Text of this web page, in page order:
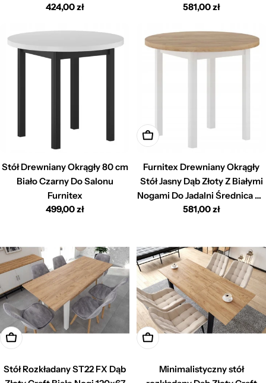
Cena
424,00 zł
Cena
581,00 zł
Stół Drewniany Okrągły 80 cm
Biało Czarny Do Salonu
Furnitex
Cena
499,00 zł
Dodaj do koszyka
Furnitex Drewniany Okrągły
Stół Jasny Dąb Złoty Z Białymi
Nogami Do Jadalni Średnica 80
cm
Cena
581,00 zł
Dodaj do koszyka
Stół Rozkładany ST22 FX Dąb
Dodaj do koszyka
Minimalistyczny stół